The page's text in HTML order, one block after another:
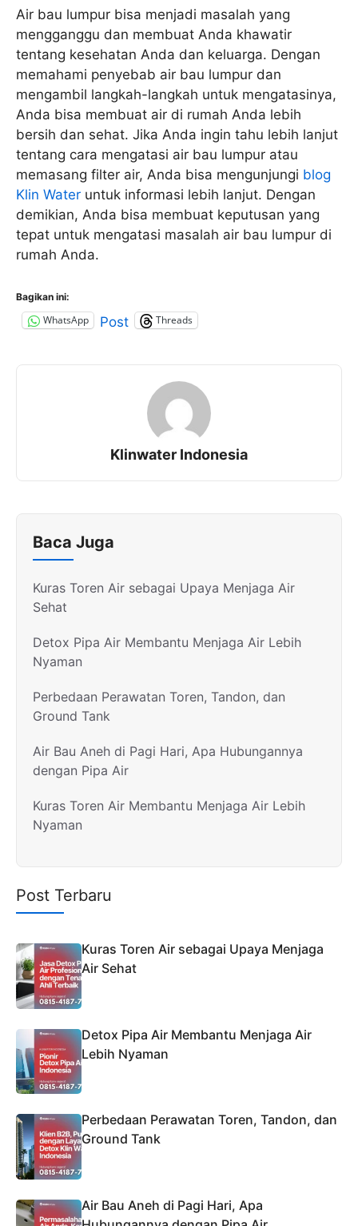
Air bau lumpur bisa menjadi masalah yang
mengganggu dan membuat Anda khawatir
tentang kesehatan Anda dan keluarga. Dengan
memahami penyebab air bau lumpur dan
mengambil langkah-langkah untuk mengatasinya,
Anda bisa membuat air di rumah Anda lebih
bersih dan sehat. Jika Anda ingin tahu lebih lanjut
tentang cara mengatasi air bau lumpur atau
memasang filter air, Anda bisa mengunjungi blog
Klin Water untuk informasi lebih lanjut. Dengan
demikian, Anda bisa membuat keputusan yang
tepat untuk mengatasi masalah air bau lumpur di
rumah Anda.
Bagikan ini:
WhatsApp Post Threads
Klinwater Indonesia
Baca Juga
Kuras Toren Air sebagai Upaya Menjaga Air
Sehat
Detox Pipa Air Membantu Menjaga Air Lebih
Nyaman
Perbedaan Perawatan Toren, Tandon, dan
Ground Tank
Air Bau Aneh di Pagi Hari, Apa Hubungannya
dengan Pipa Air
Kuras Toren Air Membantu Menjaga Air Lebih
Nyaman
Post Terbaru
Kuras Toren Air sebagai Upaya Menjaga
Air Sehat
Detox Pipa Air Membantu Menjaga Air
Lebih Nyaman
Perbedaan Perawatan Toren, Tandon, dan
Ground Tank
Air Bau Aneh di Pagi Hari, Apa